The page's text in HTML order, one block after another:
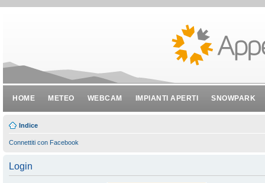
HOME METEO WEBCAM IMPIANTI APERTI SNOWPARK
Indice
Connettiti con Facebook
Login